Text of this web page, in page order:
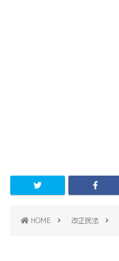
HOME 改正民法